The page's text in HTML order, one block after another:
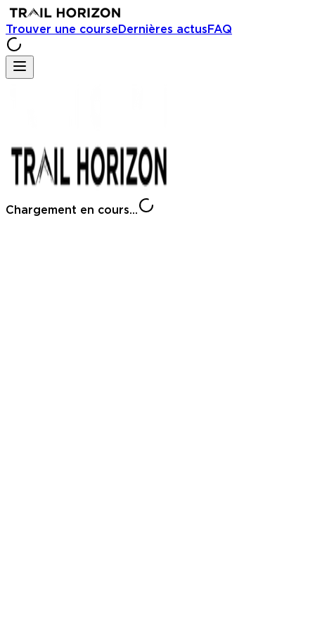
Trouver une courseDernières actusFAQ
Chargement en cours...